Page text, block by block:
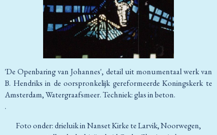
'De Openbaring van Johannes', detail uit monumentaal werk van
B. Hendriks in de oorspronkelijk gereformeerde Koningskerk te
Amsterdam, Watergraafsmeer. Techniek: glas in beton.
.
Foto onder: drieluik in Nanset Kirke te Larvik, Noorwegen,